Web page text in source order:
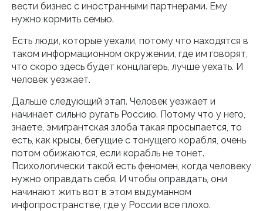
вести бизнес с иностранными партнерами. Ему
нужно кормить семью.
Есть люди, которые уехали, потому что находятся в
таком информационном окружении, где им говорят,
что скоро здесь будет концлагерь, лучше уехать. И
человек уезжает.
Дальше следующий этап. Человек уезжает и
начинает сильно ругать Россию. Потому что у него,
знаете, эмигрантская злоба такая просыпается, то
есть, как крысы, бегущие с тонущего корабля, очень
потом обижаются, если корабль не тонет.
Психологически такой есть феномен, когда человеку
нужно оправдать себя. И чтобы оправдать, они
начинают жить вот в этом выдуманном
инфопространстве, где у России все плохо.